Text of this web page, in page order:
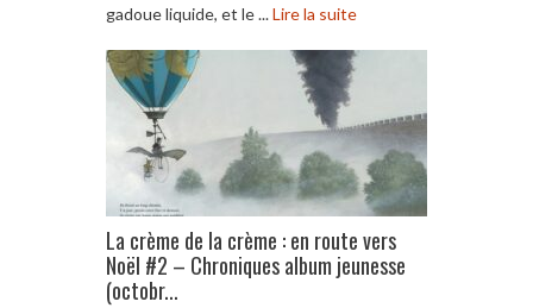
gadoue liquide, et le ...Lire la suite
La crème de la crème : en route vers
Noël #2 – Chroniques album jeunesse
(octobr...